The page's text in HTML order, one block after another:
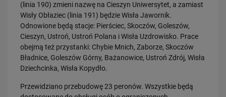
(linia 190) zmieni nazwę na Cieszyn Uniwersytet, a zamiast
Wisły Obłaziec (linia 191) będzie Wisła Jawornik.
Odnowione będą stacje: Pierściec, Skoczów, Goleszów,
Cieszyn, Ustroń, Ustroń Polana i Wisła Uzdrowisko. Prace
obejmą też przystanki: Chybie Mnich, Zaborze, Skoczów
Bładnice, Goleszów Górny, Bażanowice, Ustroń Zdrój, Wisła
Dziechcinka, Wisła Kopydło.
Przewidziano przebudowę 23 peronów. Wszystkie będą
30.07.2026
Nowy wiadukt w Żorach otwarty. Bezpieczniejsze przejazdy,
sprawniejsza…
PRZECZYTAJ